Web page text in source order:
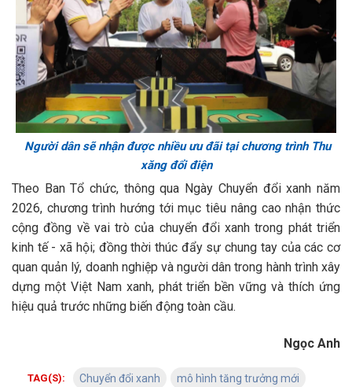
Người dân sẽ nhận được nhiều ưu đãi tại chương trình Thu
xăng đổi điện
Theo Ban Tổ chức, thông qua Ngày Chuyển đổi xanh năm
2026, chương trình hướng tới mục tiêu nâng cao nhận thức
cộng đồng về vai trò của chuyển đổi xanh trong phát triển
kinh tế - xã hội; đồng thời thúc đẩy sự chung tay của các cơ
quan quản lý, doanh nghiệp và người dân trong hành trình xây
dựng một Việt Nam xanh, phát triển bền vững và thích ứng
hiệu quả trước những biến động toàn cầu.
Ngọc Anh
TAG(S): Chuyển đổi xanh mô hình tăng trưởng mới